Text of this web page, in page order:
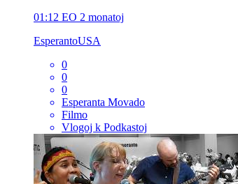
01:12 EO 2 monatoj
EsperantoUSA
0
0
0
Esperanta Movado
Filmo
Vlogoj k Podkastoj